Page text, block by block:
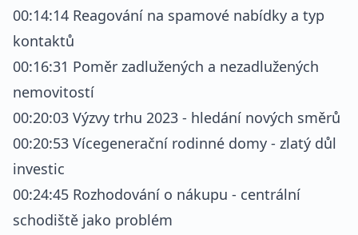
00:14:14 Reagování na spamové nabídky a typ
kontaktů
00:16:31 Poměr zadlužených a nezadlužených
nemovitostí
00:20:03 Výzvy trhu 2023 - hledání nových směrů
00:20:53 Vícegenerační rodinné domy - zlatý důl
investic
00:24:45 Rozhodování o nákupu - centrální
schodiště jako problém